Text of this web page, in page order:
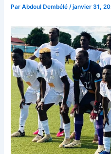
ParAbdoul Dembélé/janvier 31,